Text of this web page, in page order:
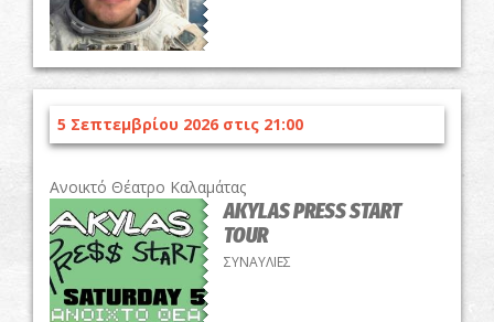
5 Σεπτεμβρίου 2026 στις 21:00
Ανοικτό Θέατρο Καλαμάτας
AKYLAS PRESS START
TOUR
ΣΥΝΑΥΛΙΕΣ